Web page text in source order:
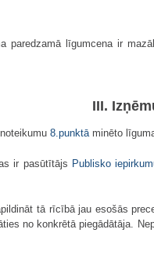
paredzamā līgumcena ir
III.
8.punktā minēto
ir pasūtītājs Publisko
tā rīcībā jau esošās
no konkrētā piegādātāja.